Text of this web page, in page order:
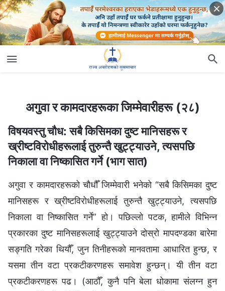
अगुवा र कामदारहरूका जिम्‍मेवारीहरू (२८)
अगुवा र कामदारहरूका जिम्‍मेवारीहरू (२८)
विषयवस्तु चौध: सबै किसिमका दुष्ट मानिसहरू र
ख्रीष्टविरोधीहरूलाई तुरुन्तै खुट्ट्याउने, त्यसपछि
निकाला वा निष्कासित गर्ने (भाग सात)
अगुवा र कामदारहरूको चौधौँ जिम्मेवारी भनेको “सबै किसिमका दुष्ट
मानिसहरू र ख्रीष्टविरोधीहरूलाई तुरुन्तै खुट्ट्याउने, त्यसपछि
निकाला वा निष्कासित गर्ने” हो। पछिल्लो पटक, हामीले विभिन्न
प्रकारका दुष्ट मानिसहरूलाई खुट्ट्याउने दोस्रो मापदण्डका बारेमा
सङ्गति गरेका थियौँ, जुन तिनीहरूको मानवतामा आधारित हुन्छ, र
यसमा तीन वटा प्रकटीकरणहरू समावेश हुन्छन्। यी तीन वटा
प्रकटीकरणहरू पढ। (आठौँ, कुनै पनि बेला धोकामा संलग्न हुन